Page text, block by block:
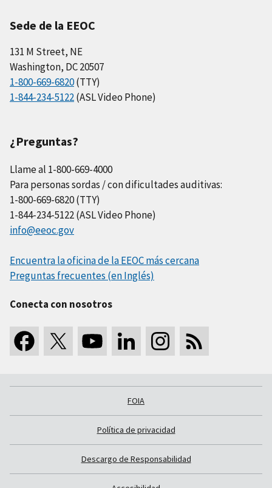
Sede de la EEOC
131 M Street, NE
Washington, DC 20507
1-800-669-6820(TTY)
1-844-234-5122(ASL Video Phone)
¿Preguntas?
Llame al 1-800-669-4000
Para personas sordas / con dificultades auditivas:
1-800-669-6820 (TTY)
1-844-234-5122 (ASL Video Phone)
info@eeoc.gov
Encuentra la oficina de la EEOC más cercana
Preguntas frecuentes (en Inglés)
Conecta con nosotros
FOIA
Política de privacidad
Descargo de Responsabilidad